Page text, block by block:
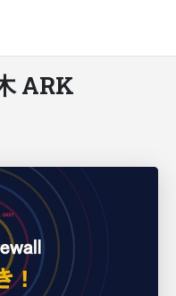
ARK